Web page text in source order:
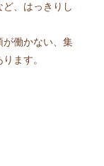
、はっきりし
が働かない、集
ます。